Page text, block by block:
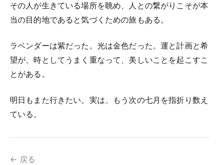
その人が生きている場所を眺め、人との繋がりこそが本
当の目的地であると気づくための旅もある。
ラベンダーは紫だった。光は金色だった。運と計画と希
望が、時としてうまく重なって、美しいことを起こすこ
とがある。
明日もまた行きたい。実は、もう次の七月を指折り数え
ている。
← 戻る